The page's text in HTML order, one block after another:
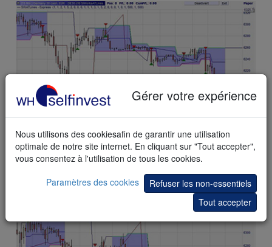
Cetexemplemontre des signaux uniquement basés sur des
signaux est visible mais non activé.
Gérer votre expérience
Nous utilisons des cookiesafin de garantir une utilisation
optimale de notre site internet. En cliquant sur "Tout accepter",
vous consentez à l'utilisation de tous les cookies.
Paramètres des cookies
Refuser les non-essentiels
Tout accepter